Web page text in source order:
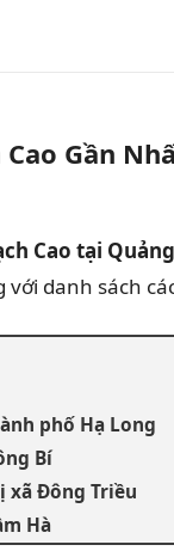
Cao Gần
Cao tại
danh sách
phố Hạ Long
Bí
xã Đông Triều
Hà